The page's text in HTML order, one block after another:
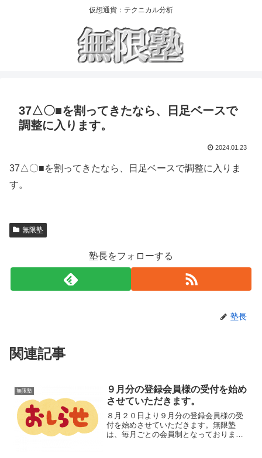
仮想通貨：テクニカル分析
37△〇■を割ってきたなら、日足ベースで
調整に入ります。
2024.01.23
37△〇■を割ってきたなら、日足ベースで調整に入りま
す。
無限塾
塾長をフォローする
塾長
関連記事
無限塾
９月分の登録会員様の受付を始め
させていただきます。
８月２０日より９月分の登録会員様の受
付を始めさせていただきます。無限塾
は、毎月ごとの会員制となっております